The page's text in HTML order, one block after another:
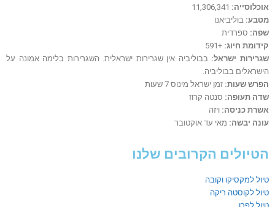
אוכלוסייה:
מטבע: בוליביאנו
שפה: ספרדית
קידומת חיוג: +591
שגרירות ישראל:בבוליביה אין שגרירות ישראלית. השגרירות בלימה אמונה על
הישראלים בבוליביה.
הפרש שעות: זמן ישראל מינוס 7 שעות
שדה תעופה: סנטה קרוז
אשרת כניסה: ויזה
עונה יבשה: מאי עד אוקטובר
הטיולים הקרובים שלנו
טיול למקסיקו וקובה
טיול לקוסטה ריקה